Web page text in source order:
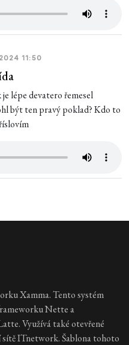
11:50
lépe devatero řemesel
být ten pravý poklad? Kdo to
Xamma. Tento systém
Nette a
Využívá také otevřené
ITnetwork. Šablona tohoto